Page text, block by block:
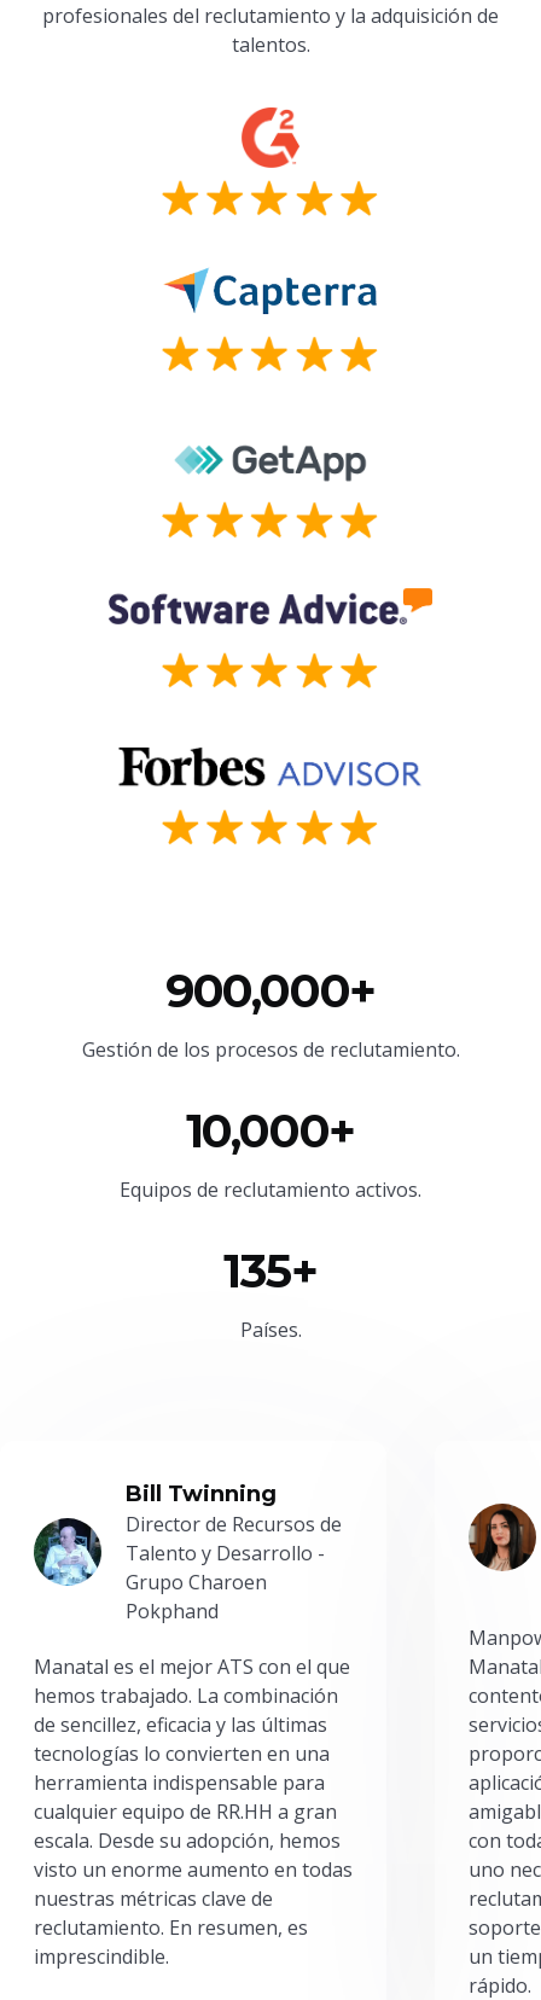
profesionales del reclutamiento y la adquisición de
talentos.
900,000+
Gestión de los procesos de reclutamiento.
10,000+
Equipos de reclutamiento activos.
135+
Países.
Bill Twinning
Director de Recursos de
Talento y Desarrollo -
Grupo Charoen
Pokphand
Manatal es el mejor ATS con el que
hemos trabajado. La combinación
de sencillez, eficacia y las últimas
tecnologías lo convierten en una
herramienta indispensable para
cualquier equipo de RR.HH a gran
escala. Desde su adopción, hemos
visto un enorme aumento en todas
nuestras métricas clave de
reclutamiento. En resumen, es
imprescindible.
con
uno
un
rápido.